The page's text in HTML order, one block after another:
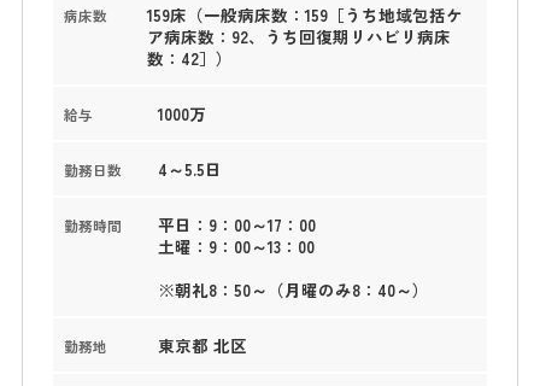
病床数
159床（一般病床数：159［うち地域包括ケ
ア病床数：92、うち回復期リハビリ病床
数：42］）
給与 1000万
勤務日数 4～5.5日
勤務時間
平日：9：00～17：00
土曜：9：00～13：00
※朝礼8：50～（月曜のみ8：40～）
勤務地 東京都 北区